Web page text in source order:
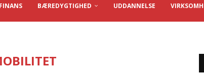
FINANS BÆREDYGTIGHED UDDANNELSE